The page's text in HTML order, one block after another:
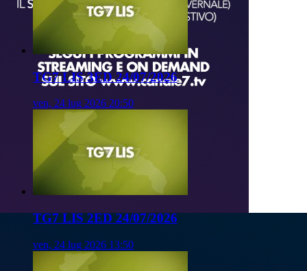
TG7 LIS 3ED 24/07/2026
ven, 24 lug 2026 20:50
TG7 LIS 2ED 24/07/2026
ven, 24 lug 2026 13:50